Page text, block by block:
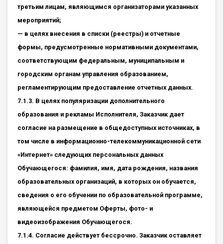
третьим лицам, являющимся организаторами указанных
мероприятий;
— в целях внесения в списки (реестры) и отчетные
формы, предусмотренные нормативными документами,
соответствующим федеральным, муниципальным и
городским органам управления образованием,
регламентирующим предоставление отчетных данных.
7.1.3. В целях популяризации дополнительного
образования и рекламы Исполнителя, Заказчик дает
согласие на размещение в общедоступных источниках, в
том числе в информационно-телекоммуникационной сети
«Интернет» следующих персональных данных
Обучающегося: фамилия, имя, дата рождения, названия
образовательных организаций, в которых он обучается,
сведения о его обучении по образовательной программе,
являющейся предметом Оферты, фото- и
видеоизображения Обучающегося.
7.1.4. Согласие действует бессрочно. Заказчик оставляет